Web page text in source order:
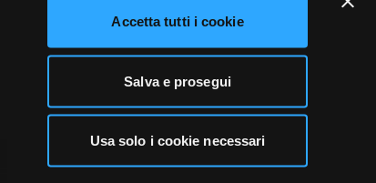
Accetta tutti i cookie
Salva e prosegui
Usa solo i cookie necessari